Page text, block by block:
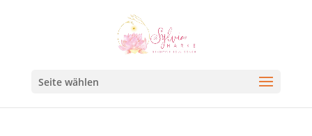
Seite wählen